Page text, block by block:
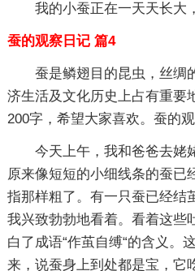
我的小蚕正在一天天长大
蚕的观察日记 篇4
蚕是鳞翅目的昆虫，丝绸
济生活及文化历史上占有重要
200字，希望大家喜欢。蚕的
今天上午，我和爸爸去姥
原来像短短的小细线条的蚕已
指那样粗了。有一只蚕已经结
我兴致勃勃地看着。看着这些
白了成语“作茧自缚“的含义。
来，说蚕身上到处都是宝，它